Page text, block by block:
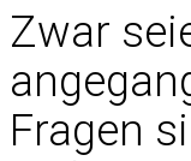
Zwar
Fragen